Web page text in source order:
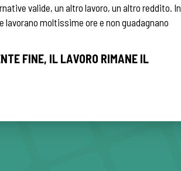
valide, un altro lavoro, un altro reddito. In
lavorano moltissime ore e non guadagnano
FINE, IL LAVORO RIMANE IL